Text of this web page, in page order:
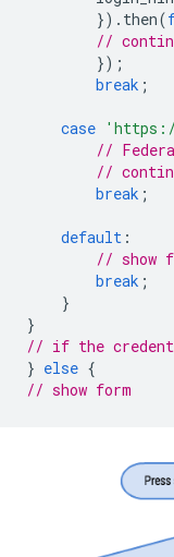
}). then(
//
});
break ;
case 'https://
//
//
break ;
default :
// show
break ;
}
}
// if the
} else {
// show form